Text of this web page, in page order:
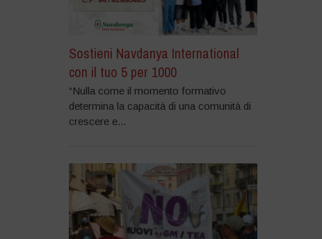
Sostieni Navdanya International
con il tuo 5 per 1000
“Nulla come il momento formativo
determina la capacità di una comunità di
crescere e...